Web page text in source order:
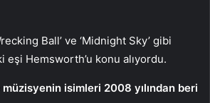
Ball’ ve ‘Midnight Sky’ gibi
Hemsworth’u konu alıyordu.
isimleri 2008 yılından beri